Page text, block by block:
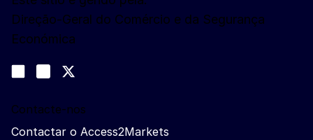
Direção-Geral do Comércio e da Segurança
Económica
Join us on LinkedIn
Trade-Off podcast
Contacte-nos
Contactar o Access2Markets